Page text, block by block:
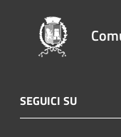
SEGUICI SU